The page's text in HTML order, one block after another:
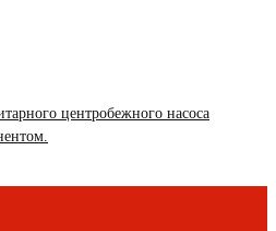
центробежного насоса